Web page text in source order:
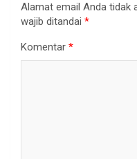
Alamat email Anda tidak
wajib ditandai *
Komentar *